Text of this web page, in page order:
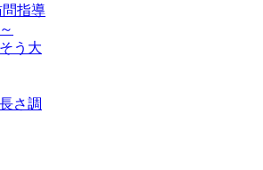
問指導
う大
さ調